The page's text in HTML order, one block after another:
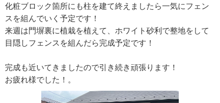
化粧ブロック箇所にも柱を建て終えましたら一気にフェン
スを組んでいく予定です！
来週は門塀裏に植栽を植えて、ホワイト砂利で整地をして
目隠しフェンスを組んだら完成予定です！
完成も近いてきましたので引き続き頑張ります！
お疲れ様でした！。